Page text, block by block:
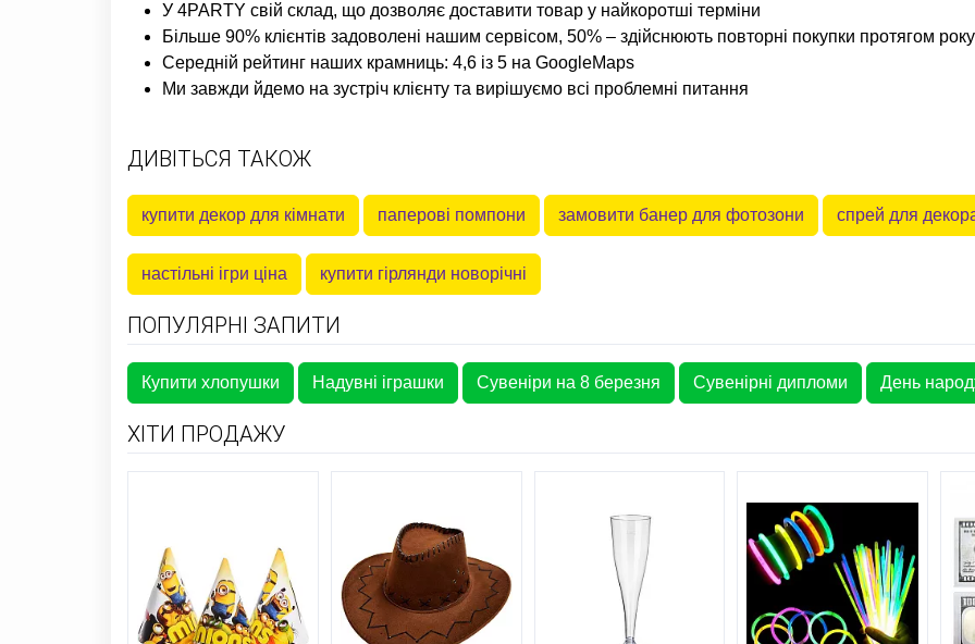
У 4PARTY свій склад, що дозволяє доставити товар у найкоротші терміни
Більше 90% клієнтів задоволені нашим сервісом, 50% – здійснюють повторні покупки протягом року
Середній рейтинг наших крамниць: 4,6 із 5 на GoogleMaps
Ми завжди йдемо на зустріч клієнту та вирішуємо всі проблемні питання
ДИВІТЬСЯ ТАКОЖ
купити декор для кімнати паперові помпони замовити банер для фотозони спрей для
настільні ігри ціна купити гірлянди новорічні
ПОПУЛЯРНІ ЗАПИТИ
Купити хлопушки Надувні іграшки Сувеніри на 8 березня Сувенірні дипломи День
ХІТИ ПРОДАЖУ